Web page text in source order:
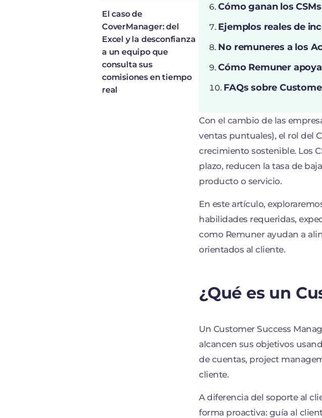
El caso de
CoverManager: del
Excel y la desconfianza
a un equipo que
consulta sus
comisiones en tiempo
real
Cómo ganan los
Ejemplos reales de
No remuneres a los
Cómo Remuner
FAQs sobre
Con el cambio de las
ventas puntuales), el rol del
crecimiento sostenible. Los
plazo, reducen la tasa de
producto o servicio.
En este artículo,
habilidades requeridas,
como Remuner ayudan a
orientados al cliente.
¿Qué es un
Un Customer Success
alcancen sus objetivos
de cuentas, project
cliente.
A diferencia del soporte al
forma proactiva: guía al